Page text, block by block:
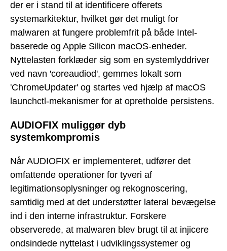
der er i stand til at identificere offerets
systemarkitektur, hvilket gør det muligt for
malwaren at fungere problemfrit på både Intel-
baserede og Apple Silicon macOS-enheder.
Nyttelasten forklæder sig som en systemlyddriver
ved navn 'coreaudiod', gemmes lokalt som
'ChromeUpdater' og startes ved hjælp af macOS
launchctl-mekanismer for at opretholde persistens.
AUDIOFIX muliggør dyb
systemkompromis
Når AUDIOFIX er implementeret, udfører det
omfattende operationer for tyveri af
legitimationsoplysninger og rekognoscering,
samtidig med at det understøtter lateral bevægelse
ind i den interne infrastruktur. Forskere
observerede, at malwaren blev brugt til at injicere
ondsindede nyttelast i udviklingssystemer og